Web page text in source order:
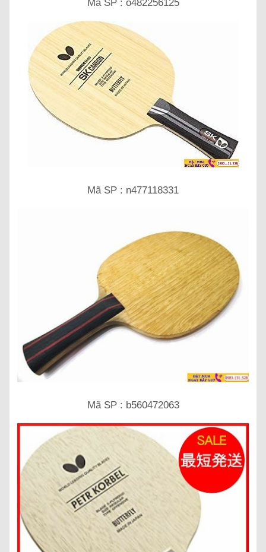
Mã SP : o482256125
Mã SP : n477118331
Mã SP : b560472063